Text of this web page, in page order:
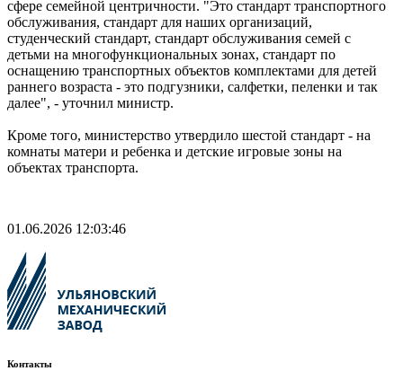
сфере семейной центричности. "Это стандарт транспортного
обслуживания, стандарт для наших организаций,
студенческий стандарт, стандарт обслуживания семей с
детьми на многофункциональных зонах, стандарт по
оснащению транспортных объектов комплектами для детей
раннего возраста - это подгузники, салфетки, пеленки и так
далее", - уточнил министр.
Кроме того, министерство утвердило шестой стандарт - на
комнаты матери и ребенка и детские игровые зоны на
объектах транспорта.
01.06.2026 12:03:46
Контакты